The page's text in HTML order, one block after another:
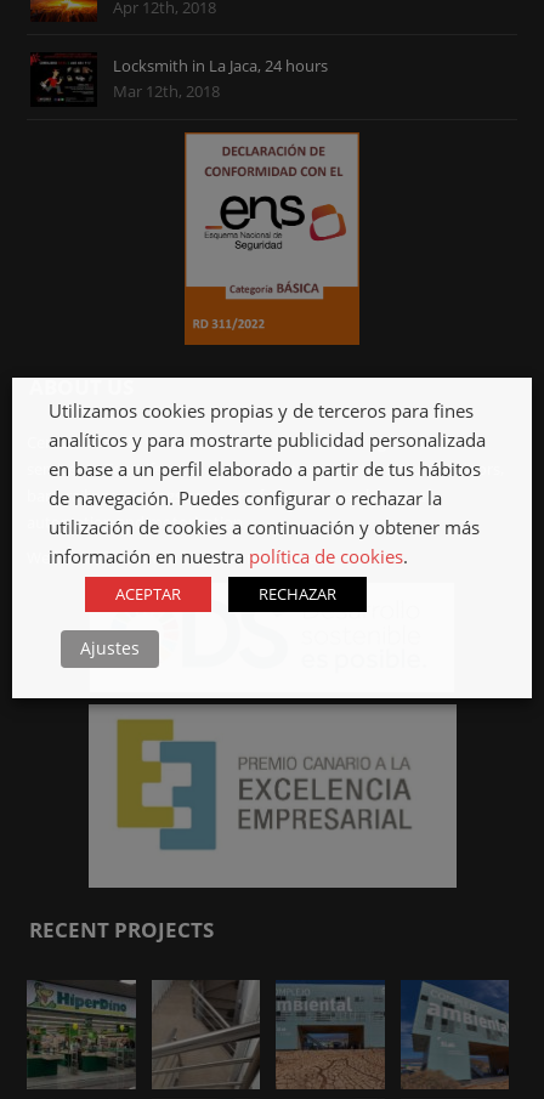
Apr 12th, 2018
Locksmith in La Jaca, 24 hours
Mar 12th, 2018
ABOUT US
Cercasa Metallic Constructions since 1969 offering locksmith
services in Tenerife, such as metal structures, stairs, tronjas, doors,
bars, railings, gratings scuppers, furniture, stainless steel,
automation and motorization.
We have offices in La Laguna and Güímar.
RECENT PROJECTS
Utilizamos cookies propias y de terceros para fines
analíticos y para mostrarte publicidad personalizada
en base a un perfil elaborado a partir de tus hábitos
de navegación. Puedes configurar o rechazar la
utilización de cookies a continuación y obtener más
información en nuestra política de cookies.
ACEPTAR RECHAZAR
Ajustes